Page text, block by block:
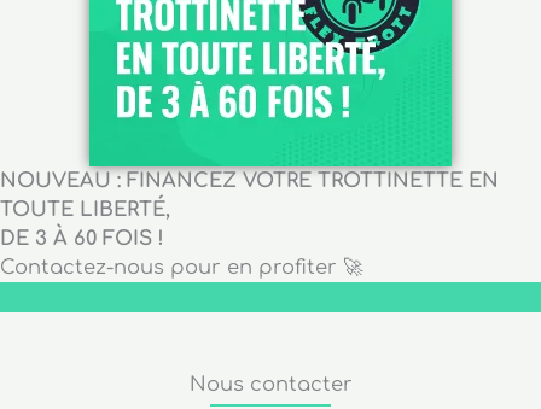
NOUVEAU : FINANCEZ VOTRE TROTTINETTE EN
TOUTE LIBERTÉ,
DE 3 À 60 FOIS !
Contactez-nous pour en profiter 🚀
Nous contacter